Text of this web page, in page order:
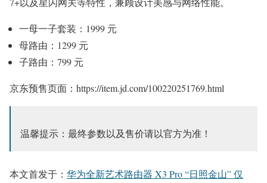
一母一子套装：1999 元
母路由：1299 元
子路由：799 元
京东预售页面：https://item.jd.com/100220251769.html
温馨提示：最终参数以及售价请以官方为准！
本文首发于： 华为全新艺术路由器 X3 Pro “日照金山” 仅